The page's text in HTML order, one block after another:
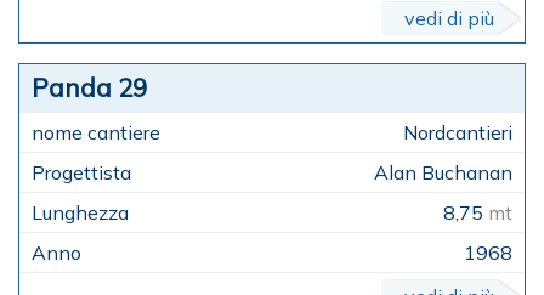
vedi di più
Panda 29
Nordcantieri
Alan Buchanan
8,75 mt
1968